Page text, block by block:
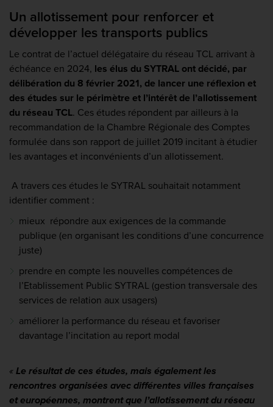
Un allotissement pour renforcer et
développer les transports publics
Le contrat de l’actuel délégataire du réseau TCL arrivant à
échéance en 2024, les élus du SYTRAL ont décidé, par
délibération du 8 février 2021, de lancer une réflexion et
des études sur le périmètre et l’intérêt de l’allotissement
du réseau TCL. Ces études répondent par ailleurs à la
recommandation de la Chambre Régionale des Comptes
formulée dans son rapport de juillet 2019 incitant à étudier
les avantages et inconvénients d’un allotissement.
A travers ces études le SYTRAL souhaitait notamment
identifier comment :
mieux répondre aux exigences de la commande
publique (en organisant les conditions d’une concurrence
juste)
prendre en compte les nouvelles compétences de
l’Etablissement Public SYTRAL (gestion transversale des
services de relation aux usagers)
améliorer la performance du réseau et favoriser
davantage l’incitation au report modal
« Le résultat de ces études, mais également les
rencontres organisées avec différentes villes françaises
et européennes, montrent que l’allotissement du réseau